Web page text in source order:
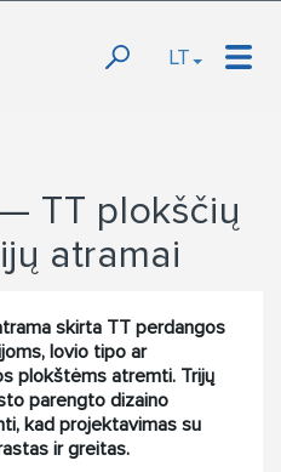
LT
TT plokščių
atramai
skirta TT perdangos
lovio tipo ar
plokštėms atremti. Trijų
parengto dizaino
kad projektavimas su
ir greitas.